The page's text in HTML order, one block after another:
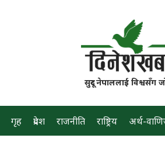
सुदूर नेपाललाई विश्वसँग
गृह प्रदेश राजनीति राष्ट्रिय अर्थ-